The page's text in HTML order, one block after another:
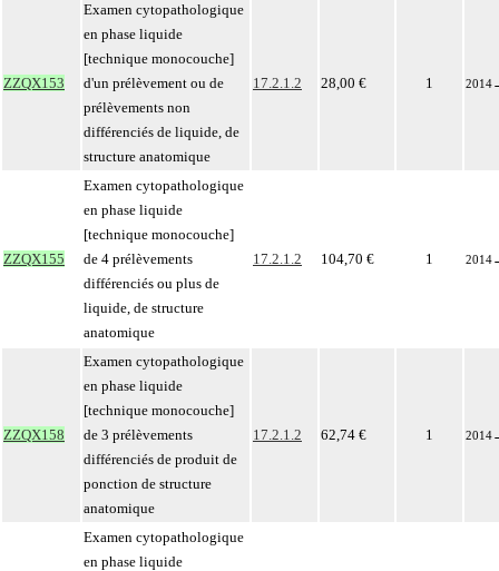
ZZQX153
Examen cytopathologique
en phase liquide
[technique monocouche]
d'un prélèvement ou de
prélèvements non
différenciés de liquide, de
structure anatomique
17.2.1.2 28,00 € 1 2014
ZZQX155
Examen cytopathologique
en phase liquide
[technique monocouche]
de 4 prélèvements
différenciés ou plus de
liquide, de structure
anatomique
17.2.1.2 104,70 € 1 2014
ZZQX158
Examen cytopathologique
en phase liquide
[technique monocouche]
de 3 prélèvements
différenciés de produit de
ponction de structure
anatomique
17.2.1.2 62,74 € 1 2014
Examen cytopathologique
en phase liquide